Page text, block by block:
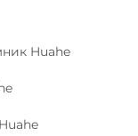
Huahe